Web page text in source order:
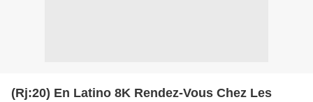
(Rj:20) En Latino 8K Rendez-Vous Chez Les